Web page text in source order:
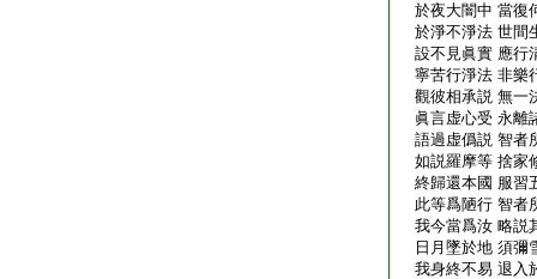
於夜大闇中 當復
於淨不淨法 世間
設不見眞實 應行
寧苦行淨法 非樂
觀彼相承説 無一
眞言虚心受 永離
語過虚僞説 智者
如説羅摩等 捨家
終歸還本國 服習
此等爲陋行 智者
我今當爲汝 略説
日月墜於地 須彌
我身終不易 退入